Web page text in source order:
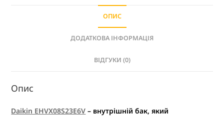
ОПИС
ДОДАТКОВА ІНФОРМАЦІЯ
ВІДГУКИ (0)
Опис
Daikin EHVX08S23E6V – внутрішній бак, який